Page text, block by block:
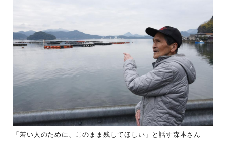
「若い人のために、このまま残してほしい」と話す森本さん